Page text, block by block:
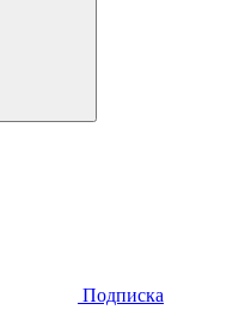
Подписка